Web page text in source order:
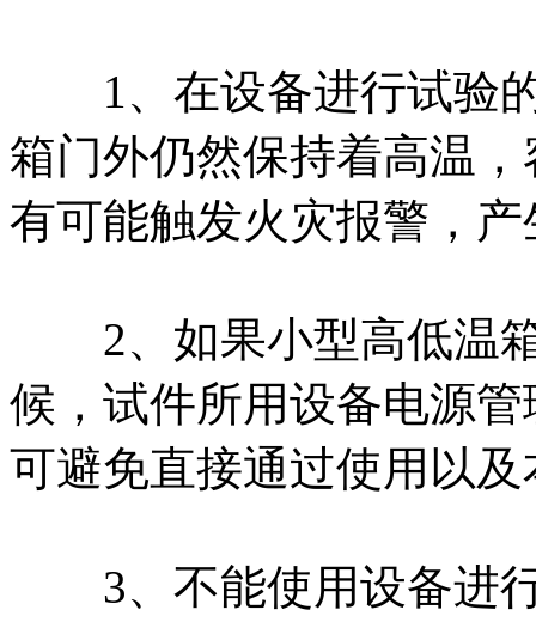
1、在设备进行试验的
箱门外仍然保持着高温
有可能触发火灾报警，
2、如果小型高低温箱
候，试件所用设备电源
可避免直接通过使用以
3、不能使用设备进行